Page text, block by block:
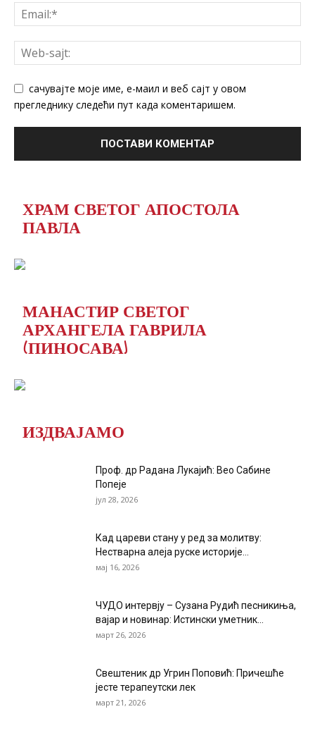
сачувајте моје име, е-маил и веб сајт у овом
прегледнику следећи пут када коментаришем.
ХРАМ СВЕТОГ АПОСТОЛА
ПАВЛА
МАНАСТИР СВЕТОГ
АРХАНГЕЛА ГАВРИЛА
(ПИНОСАВА)
ИЗДВАЈАМО
Проф. др Радана Лукајић: Вео Сабине
Попеје
јул 28, 2026
Кад цареви стану у ред за молитву:
Нестварна алеја руске историје...
мај 16, 2026
ЧУДО интервју – Сузана Рудић песникиња,
вајар и новинар: Истински уметник...
март 26, 2026
Свештеник др Угрин Поповић: Причешће
јесте терапеутски лек
март 21, 2026